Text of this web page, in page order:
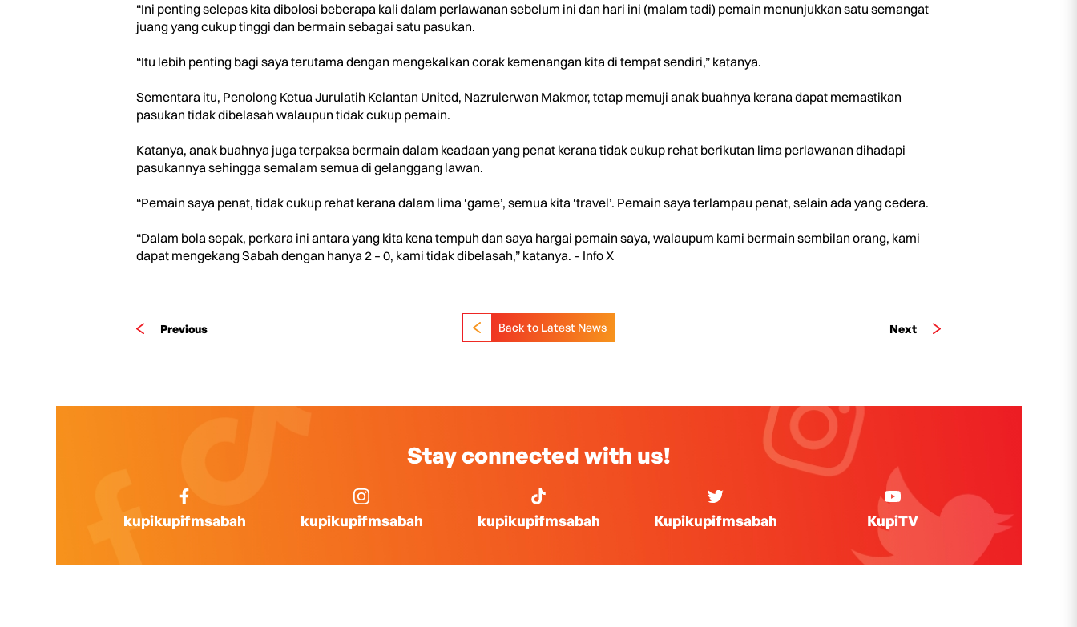
“Ini penting selepas kita dibolosi beberapa kali dalam perlawanan sebelum ini dan hari ini (malam tadi) pemain menunjukkan satu semangat
juang yang cukup tinggi dan bermain sebagai satu pasukan.
“Itu lebih penting bagi saya terutama dengan mengekalkan corak kemenangan kita di tempat sendiri,” katanya.
Sementara itu, Penolong Ketua Jurulatih Kelantan United, Nazrulerwan Makmor, tetap memuji anak buahnya kerana dapat memastikan
pasukan tidak dibelasah walaupun tidak cukup pemain.
Katanya, anak buahnya juga terpaksa bermain dalam keadaan yang penat kerana tidak cukup rehat berikutan lima perlawanan dihadapi
pasukannya sehingga semalam semua di gelanggang lawan.
“Pemain saya penat, tidak cukup rehat kerana dalam lima ‘game’, semua kita ‘travel’. Pemain saya terlampau penat, selain ada yang cedera.
“Dalam bola sepak, perkara ini antara yang kita kena tempuh dan saya hargai pemain saya, walaupum kami bermain sembilan orang, kami
dapat mengekang Sabah dengan hanya 2 – 0, kami tidak dibelasah,” katanya. – Info X
Previous Next
Back to Latest News
Stay connected with us!
kupikupifmsabah kupikupifmsabah kupikupifmsabah Kupikupifmsabah KupiTV